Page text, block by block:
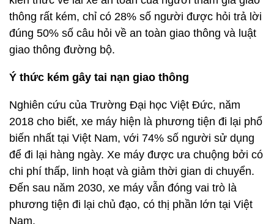
thông rất kém, chỉ có 28% số người được hỏi trả lời
đúng 50% số câu hỏi về an toàn giao thông và luật
giao thông đường bộ.
Ý thức kém gây tai nạn giao thông
Nghiên cứu của Trường Đại học Việt Đức, năm
2018 cho biết, xe máy hiện là phương tiện đi lại phổ
biến nhất tại Việt Nam, với 74% số người sử dụng
để đi lại hàng ngày. Xe máy được ưa chuộng bởi có
chi phí thấp, linh hoạt và giảm thời gian di chuyển.
Đến sau năm 2030, xe máy vẫn đóng vai trò là
phương tiện đi lại chủ đạo, có thị phần lớn tại Việt
Nam.